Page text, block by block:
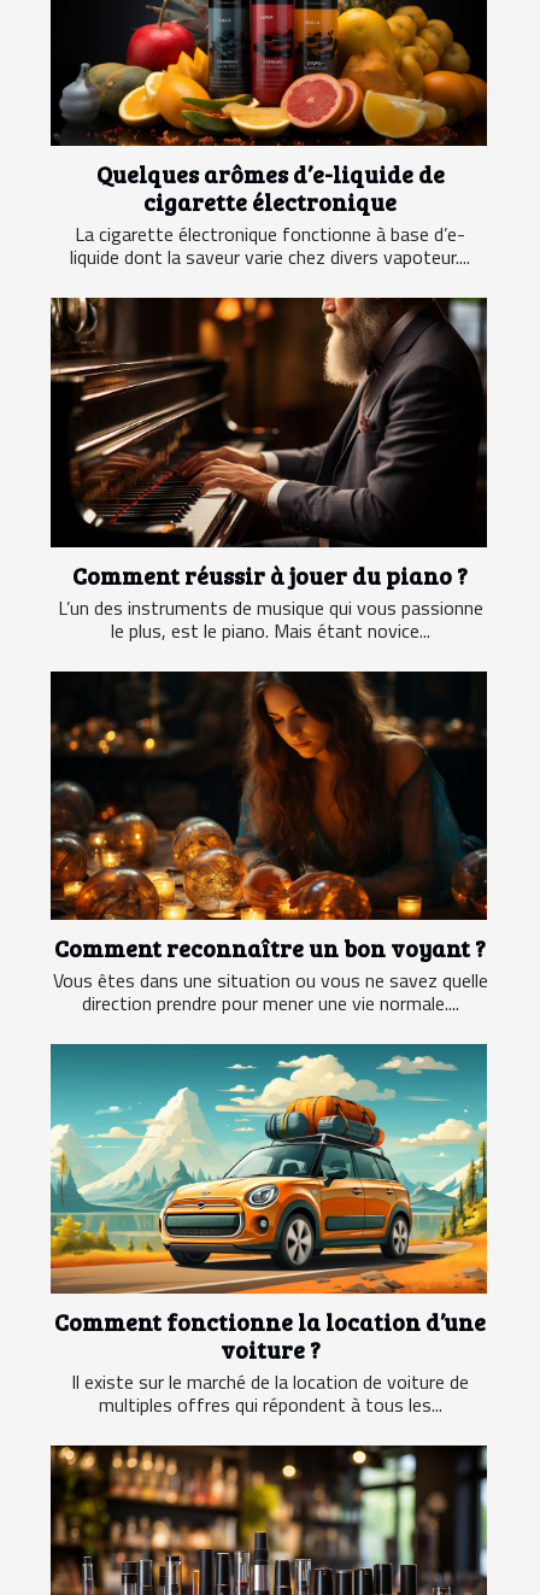
Quelques arômes d’e-liquide de
cigarette électronique
La cigarette électronique fonctionne à base d’e-
liquide dont la saveur varie chez divers vapoteur....
Comment réussir à jouer du piano ?
L’un des instruments de musique qui vous passionne
le plus, est le piano. Mais étant novice...
Comment reconnaître un bon voyant ?
Vous êtes dans une situation ou vous ne savez quelle
direction prendre pour mener une vie normale....
Comment fonctionne la location d’une
voiture ?
Il existe sur le marché de la location de voiture de
multiples offres qui répondent à tous les...